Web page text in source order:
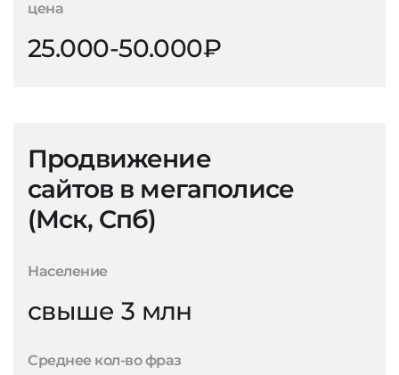
цена
25.000-50.000₽
Продвижение
сайтов в мегаполисе
(Мск, Спб)
Население
свыше 3 млн
Среднее кол-во фраз